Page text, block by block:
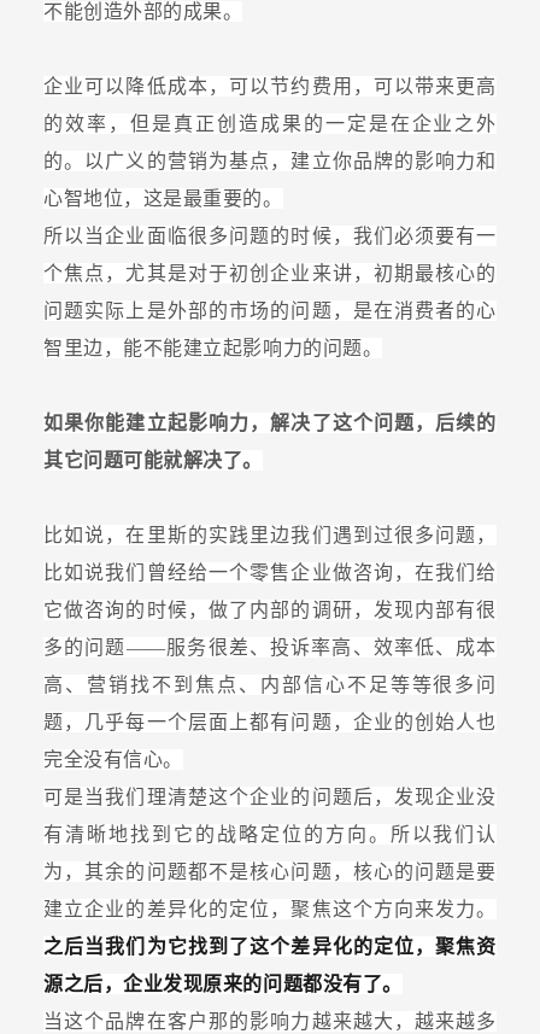
不能创造外部的成果。
企业可以降低成本，可以节约费用，可以带来更高
的效率，但是真正创造成果的一定是在企业之外
的。以广义的营销为基点，建立你品牌的影响力和
心智地位，这是最重要的。
所以当企业面临很多问题的时候，我们必须要有一
个焦点，尤其是对于初创企业来讲，初期最核心的
问题实际上是外部的市场的问题，是在消费者的心
智里边，能不能建立起影响力的问题。
如果你能建立起影响力，解决了这个问题，后续的
其它问题可能就解决了。
比如说，在里斯的实践里边我们遇到过很多问题，
比如说我们曾经给一个零售企业做咨询，在我们给
它做咨询的时候，做了内部的调研，发现内部有很
多的问题——服务很差、投诉率高、效率低、成本
高、营销找不到焦点、内部信心不足等等很多问
题，几乎每一个层面上都有问题，企业的创始人也
完全没有信心。
可是当我们理清楚这个企业的问题后，发现企业没
有清晰地找到它的战略定位的方向。所以我们认
为，其余的问题都不是核心问题，核心的问题是要
建立企业的差异化的定位，聚焦这个方向来发力。
之后当我们为它找到了这个差异化的定位，聚焦资
源之后，企业发现原来的问题都没有了。
当这个品牌在客户那的影响力越来越大，越来越多